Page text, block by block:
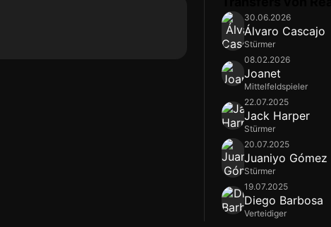
30.06.2026
Álvaro Cascajo
Stürmer
08.02.2026
Joanet
Mittelfeldspieler
22.07.2025
Jack Harper
Stürmer
20.07.2025
Juaniyo Gómez
Stürmer
19.07.2025
Diego Barbosa
Verteidiger